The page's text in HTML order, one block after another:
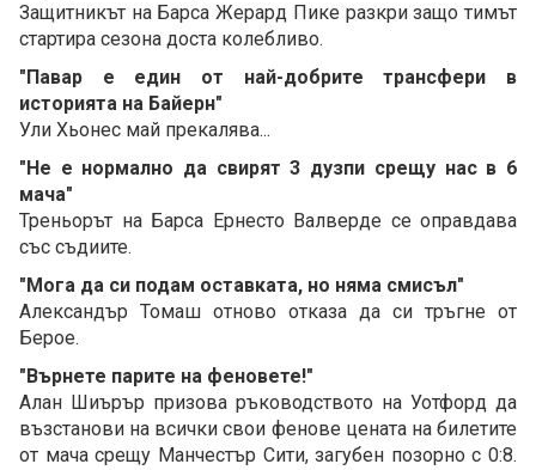
Защитникът на Барса Жерард Пике разкри защо тимът
стартира сезона доста колебливо.
"Павар е един от най-добрите трансфери в
историята на Байерн"
Ули Хьонес май прекалява...
"Не е нормално да свирят 3 дузпи срещу нас в 6
мача"
Треньорът на Барса Ернесто Валверде се оправдава
със съдиите.
"Мога да си подам оставката, но няма смисъл"
Александър Томаш отново отказа да си тръгне от
Берое.
"Върнете парите на феновете!"
Алан Шиърър призова ръководството на Уотфорд да
възстанови на всички свои фенове цената на билетите
от мача срещу Манчестър Сити, загубен позорно с 0:8.